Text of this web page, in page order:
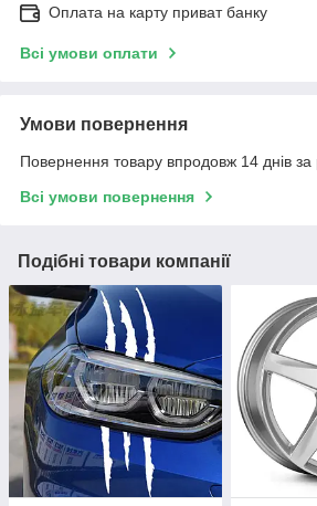
Оплата на карту приват банку
Всі умови оплати
Умови повернення
Повернення товару впродовж 14 днів за
Всі умови повернення
Подібні товари компанії